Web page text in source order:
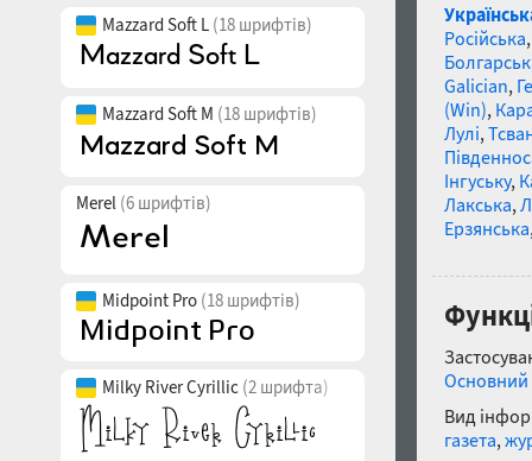
Mazzard Soft L (18 шрифтів)
Mazzard Soft M (18 шрифтів)
Merel (6 шрифтів)
Midpoint Pro (18 шрифтів)
Milky River Cyrillic (2 шрифта)
Російська
Galician,
(Win),
Лулі,
Інгуську,
Лакська,
Ерзянська
Основний
Вид
газета,